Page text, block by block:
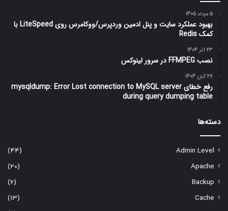
5 مرداد 1405
بهبود عملکرد سایت و پنل ادمین وردپرس/ووکامرس روی LiteSpeed با
کمک Redis
23 آذر 1404
نصب FFMPEG در سرور لینوکس
27 آبان 1404
رفع خطای mysqldump: Error Lost connection to MySQL server
during query dumping table
دسته‌ها
Admin Level
(44)
Apache
(20)
Backup
(6)
Cache
(13)